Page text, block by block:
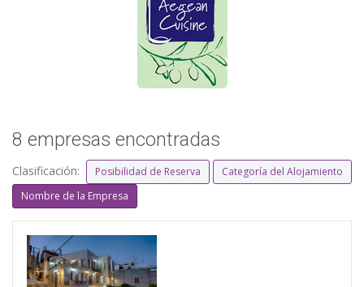
8 empresas encontradas
Clasificación: Posibilidad de Reserva
Categoría del Alojamiento
Nombre de la Empresa